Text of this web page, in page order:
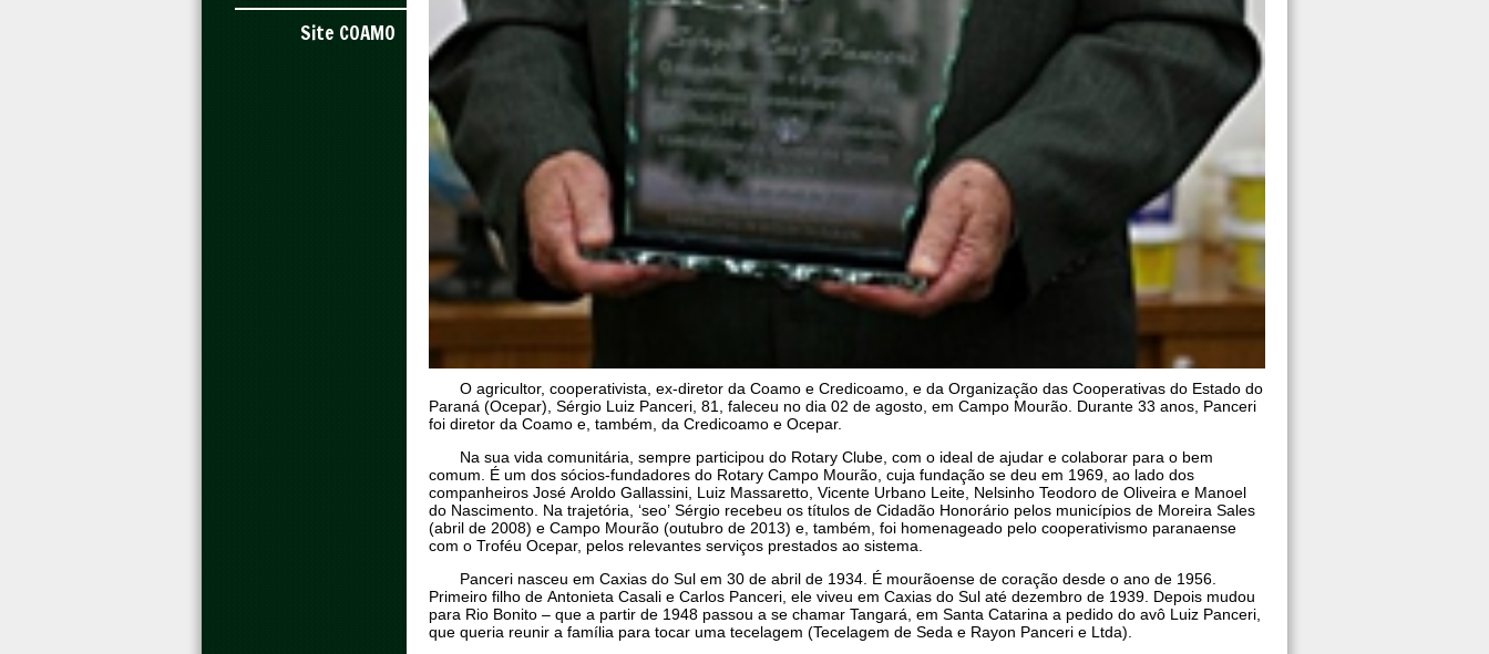
Site COAMO
O agricultor, cooperativista, ex-diretor da Coamo e Credicoamo, e da Organização das Cooperativas do Estado do
Paraná (Ocepar), Sérgio Luiz Panceri, 81, faleceu no dia 02 de agosto, em Campo Mourão. Durante 33 anos, Panceri
foi diretor da Coamo e, também, da Credicoamo e Ocepar.
Na sua vida comunitária, sempre participou do Rotary Clube, com o ideal de ajudar e colaborar para o bem
comum. É um dos sócios-fundadores do Rotary Campo Mourão, cuja fundação se deu em 1969, ao lado dos
companheiros José Aroldo Gallassini, Luiz Massaretto, Vicente Urbano Leite, Nelsinho Teodoro de Oliveira e Manoel
do Nascimento. Na trajetória, ‘seo’ Sérgio recebeu os títulos de Cidadão Honorário pelos municípios de Moreira Sales
(abril de 2008) e Campo Mourão (outubro de 2013) e, também, foi homenageado pelo cooperativismo paranaense
com o Troféu Ocepar, pelos relevantes serviços prestados ao sistema.
Panceri nasceu em Caxias do Sul em 30 de abril de 1934. É mourãoense de coração desde o ano de 1956.
Primeiro filho de Antonieta Casali e Carlos Panceri, ele viveu em Caxias do Sul até dezembro de 1939. Depois mudou
para Rio Bonito – que a partir de 1948 passou a se chamar Tangará, em Santa Catarina a pedido do avô Luiz Panceri,
que queria reunir a família para tocar uma tecelagem (Tecelagem de Seda e Rayon Panceri e Ltda).